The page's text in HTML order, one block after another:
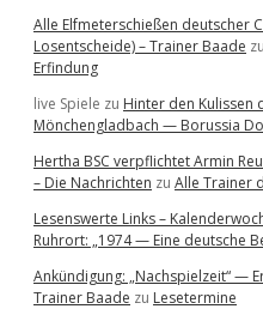
Alle Elfmeterschießen deutscher
Losentscheide) – Trainer Baade zu
Erfindung
live Spiele zu Hinter den Kulissen
Mönchengladbach — Borussia
Hertha BSC verpflichtet Armin
– Die Nachrichten zu Alle Trainer
Lesenswerte Links –
Ruhrort: „1974 — Eine deutsche
Ankündigung: „Nachspielzeit“ —
Trainer Baade zu Lesetermine